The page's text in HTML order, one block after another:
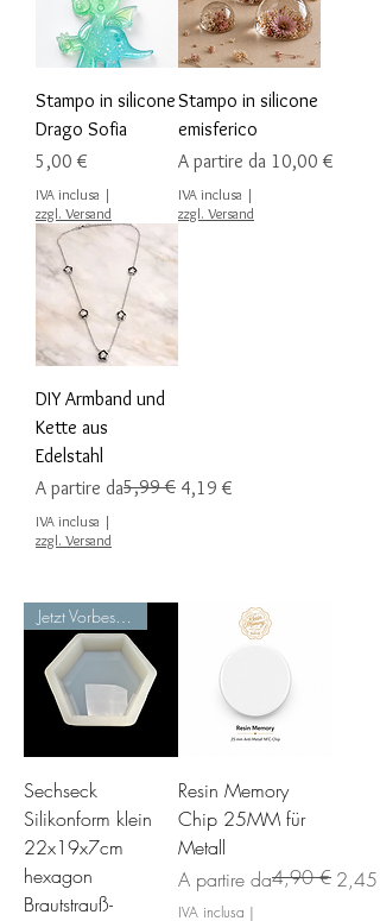
Stampo in silicone
Drago Sofia
Prezzo
5,00 €
IVA inclusa |
zzgl. Versand
Stampo in silicone
emisferico
A partire da 10,00 €
Prezzo scontato
IVA inclusa |
zzgl. Versand
DIY Armband und
Kette aus
Edelstahl
A partire da
Prezzo regolare
5,99 € 4,19 €
Prezzo scontato
IVA inclusa |
zzgl. Versand
Jetzt Vorbestellen
Sechseck
Silikonform klein
22x19x7cm
hexagon
Brautstrauß-
Resin Memory
Chip 25MM für
Metall
A partire da
Prezzo regolare4,90 € 2,45
Prezzo scontato
IVA inclusa |